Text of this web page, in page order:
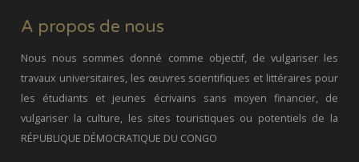
A propos de nous
Nous nous sommes donné comme objectif, de vulgariser les
travaux universitaires, les œuvres scientifiques et littéraires pour
les étudiants et jeunes écrivains sans moyen financier, de
vulgariser la culture, les sites touristiques ou potentiels de la
RÉPUBLIQUE DÉMOCRATIQUE DU CONGO